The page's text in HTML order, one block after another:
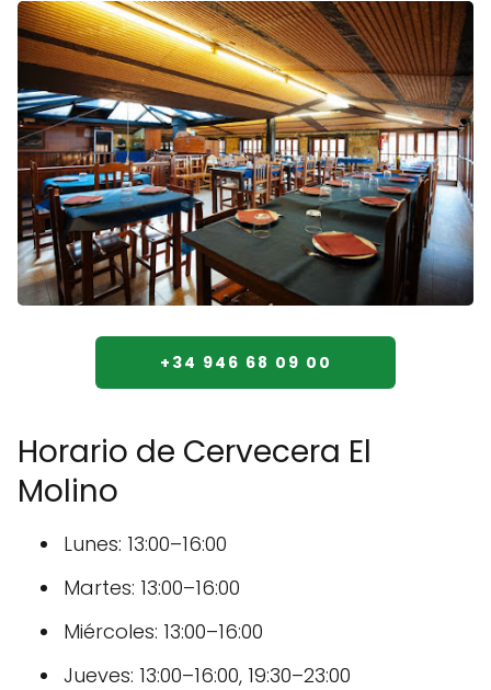
+34 946 68 09 00
Horario de Cervecera El
Molino
Lunes: 13:00–16:00
Martes: 13:00–16:00
Miércoles: 13:00–16:00
Jueves: 13:00–16:00, 19:30–23:00